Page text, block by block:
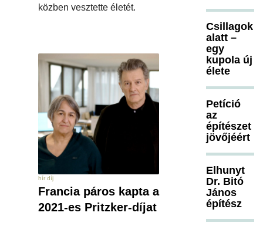
közben vesztette életét.
hír díj
Francia páros kapta a
2021-es Pritzker-díjat
Csillagok
alatt –
egy
kupola új
élete
Petíció
az
építészet
jövőjéért
Elhunyt
Dr. Bitó
János
építész